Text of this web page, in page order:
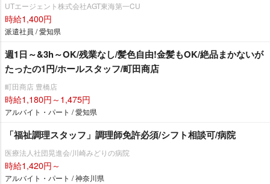
UTエージェント株式会社AGT東海第一CU
時給1,400円
派遣社員 / 愛知県
週1日～&3h～OK/残業なし/髪色自由!金髪もOK/絶品まかないが
たったの1円/ホールスタッフ/町田商店
町田商店 豊橋店
時給1,180円～1,475円
アルバイト・パート / 愛知県
「福祉調理スタッフ」調理師免許必須/シフト相談可/病院
医療法人社団晃進会/川崎みどりの病院
時給1,420円～
アルバイト・パート / 神奈川県